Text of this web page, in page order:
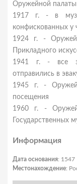
Оружейной палаты
1917 г. - в
конфискованных у
1924 г. -
Прикладного
1941 г. - все
отправились в
1945 г. -
посещения
1960 г. -
Государственных
Информация
Дата основания: 1547
Местонахождение: